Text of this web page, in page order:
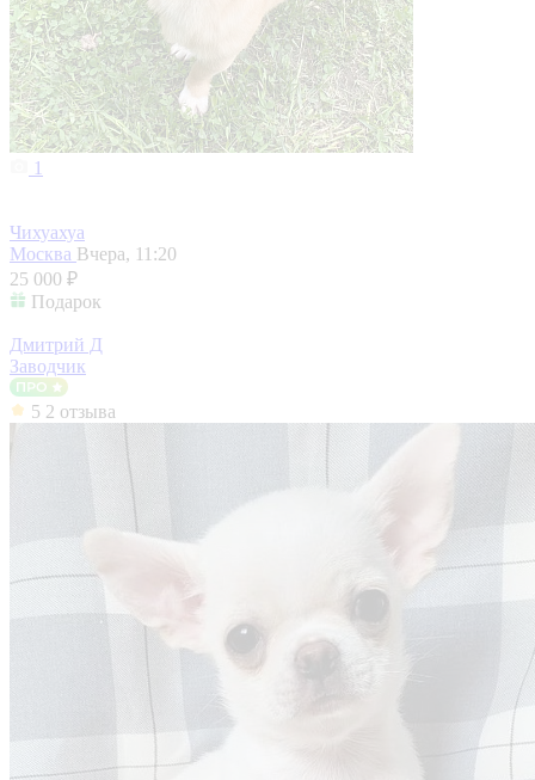
1
Чихуахуа
Москва Вчера, 11:20
25 000 ₽
Подарок
Дмитрий Д
Заводчик
5 2 отзыва